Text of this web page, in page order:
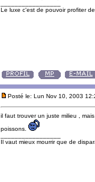
Le luxe c'est de pouvoir profiter
Posté le: Lun Nov 10, 2003
il faut trouver un juste milieu ,
poissons.
Il vaut mieux mourrir que de